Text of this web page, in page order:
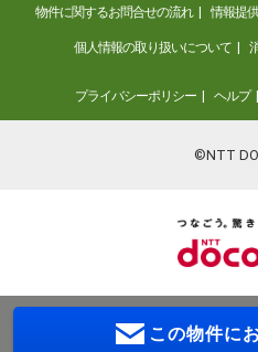
物件に関するお問合せの流れ 情報提
個人情報の取り扱いについて
プライバシーポリシー ヘルプ
©NTT
この物件に